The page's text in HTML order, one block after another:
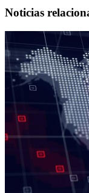
Noticias